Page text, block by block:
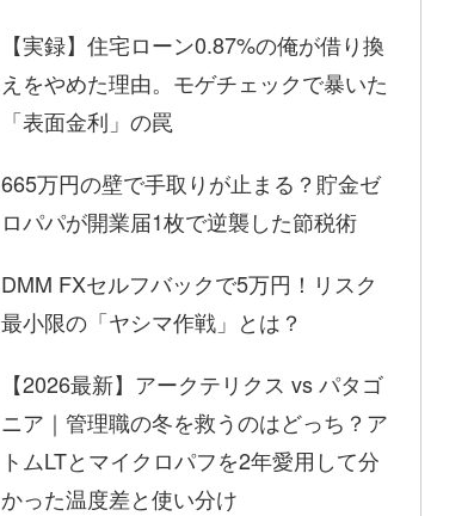
【実録】住宅ローン0.87%の俺が借り換
えをやめた理由。モゲチェックで暴いた
「表面金利」の罠
665万円の壁で手取りが止まる？貯金ゼ
ロパパが開業届1枚で逆襲した節税術
DMM FXセルフバックで5万円！リスク
最小限の「ヤシマ作戦」とは？
【2026最新】アークテリクス vs パタゴ
ニア｜管理職の冬を救うのはどっち？ア
トムLTとマイクロパフを2年愛用して分
かった温度差と使い分け